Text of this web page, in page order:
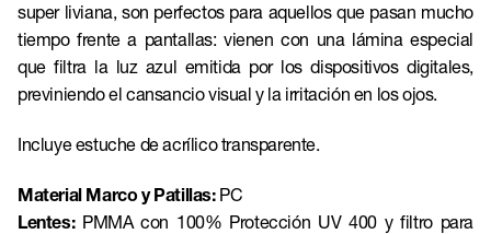
super liviana, son perfectos para aquellos que pasan mucho
tiempo frente a pantallas: vienen con una lámina especial
que filtra la luz azul emitida por los dispositivos digitales,
previniendo el cansancio visual y la irritación en los ojos.
Incluye estuche de acrílico transparente.
Material Marco y Patillas:PC
Lentes:PMMA con 100% Protección UV 400 y filtro para